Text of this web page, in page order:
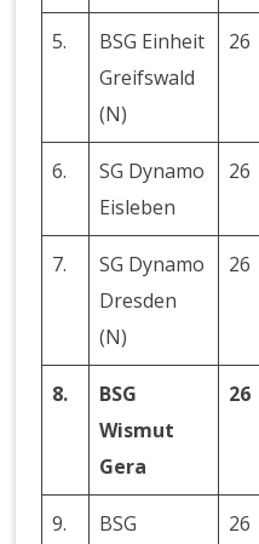
5.
BSG Einheit
Greifswald
(N)
26
6.
SG Dynamo
Eisleben
26
7.
SG Dynamo
Dresden
(N)
26
8.
BSG
Wismut
Gera
26
9.
BSG
26